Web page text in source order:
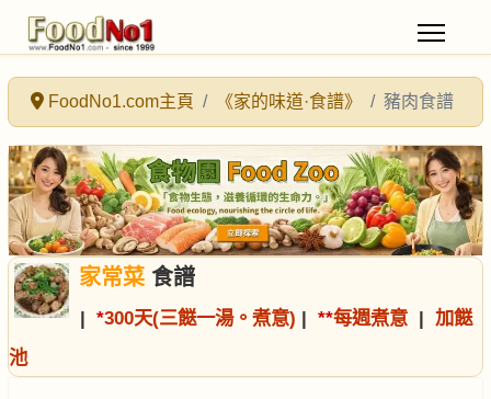
FoodNo1.com主頁 《家的味道·食譜》 豬肉食譜
家常菜食譜
| *300天(三餸一湯。煮意) | **每週煮意 | 加餸
池